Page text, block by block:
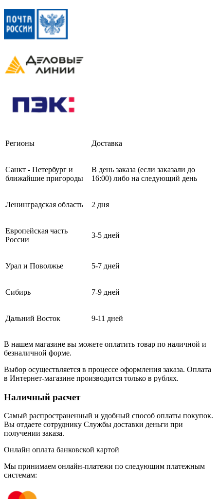
Регионы Доставка
Санкт - Петербург и
ближайшие пригороды
В день заказа (если заказали до
16:00) либо на следующий день
Ленинградская область 2 дня
Европейская часть
России
3-5 дней
Урал и Поволжье 5-7 дней
Сибирь 7-9 дней
Дальний Восток 9-11 дней
В нашем магазине вы можете оплатить товар по наличной и
безналичной форме.
Выбор осуществляется в процессе оформления заказа. Оплата
в Интернет-магазине производится только в рублях.
Наличный расчет
Самый распространенный и удобный способ оплаты покупок.
Вы отдаете сотруднику Службы доставки деньги при
получении заказа.
Онлайн оплата банковской картой
Мы принимаем онлайн-платежи по cледующим платежным
системам: